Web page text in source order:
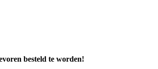
besteld te worden!